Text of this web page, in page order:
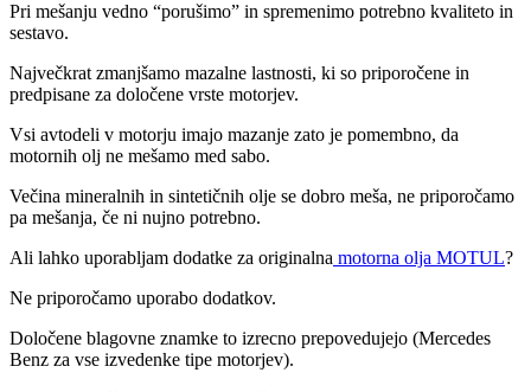
Pri mešanju vedno “porušimo” in spremenimo potrebno kvaliteto in
sestavo.
Največkrat zmanjšamo mazalne lastnosti, ki so priporočene in
predpisane za določene vrste motorjev.
Vsi avtodeli v motorju imajo mazanje zato je pomembno, da
motornih olj ne mešamo med sabo.
Večina mineralnih in sintetičnih olje se dobro meša, ne priporočamo
pa mešanja, če ni nujno potrebno.
Ali lahko uporabljam dodatke za originalna motorna olja MOTUL?
Ne priporočamo uporabo dodatkov.
Določene blagovne znamke to izrecno prepovedujejo (Mercedes
Benz za vse izvedenke tipe motorjev).